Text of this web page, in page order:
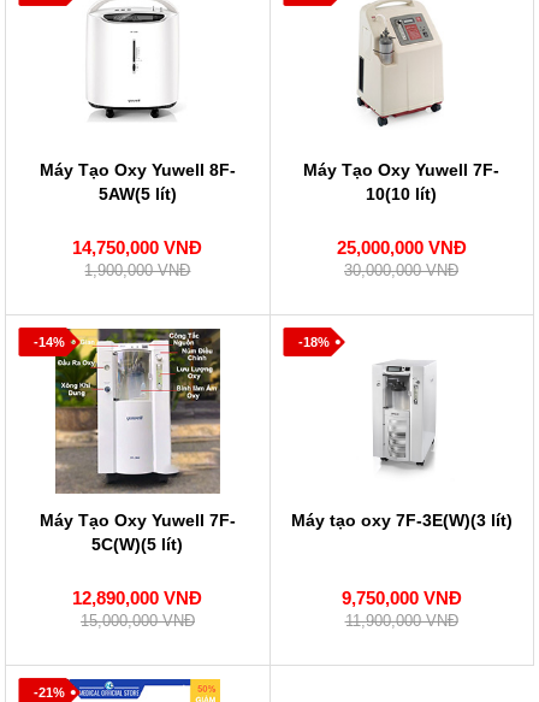
Máy Tạo Oxy Yuwell 8F-
5AW(5 lít)
14,750,000 VNĐ
1,900,000 VNĐ
Máy Tạo Oxy Yuwell 7F-
10(10 lít)
25,000,000 VNĐ
30,000,000 VNĐ
-14%
Máy Tạo Oxy Yuwell 7F-
5C(W)(5 lít)
12,890,000 VNĐ
15,000,000 VNĐ
-18%
Máy tạo oxy 7F-3E(W)(3 lít)
9,750,000 VNĐ
11,900,000 VNĐ
-21%